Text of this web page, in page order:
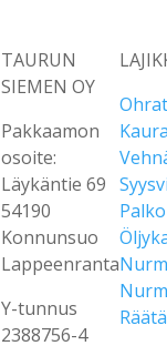
TAURUN
SIEMEN OY
Pakkaamon
osoite:
Läykäntie 69
54190
Konnunsuo
Lappeenranta
Y-tunnus
2388756-4
Ohrat